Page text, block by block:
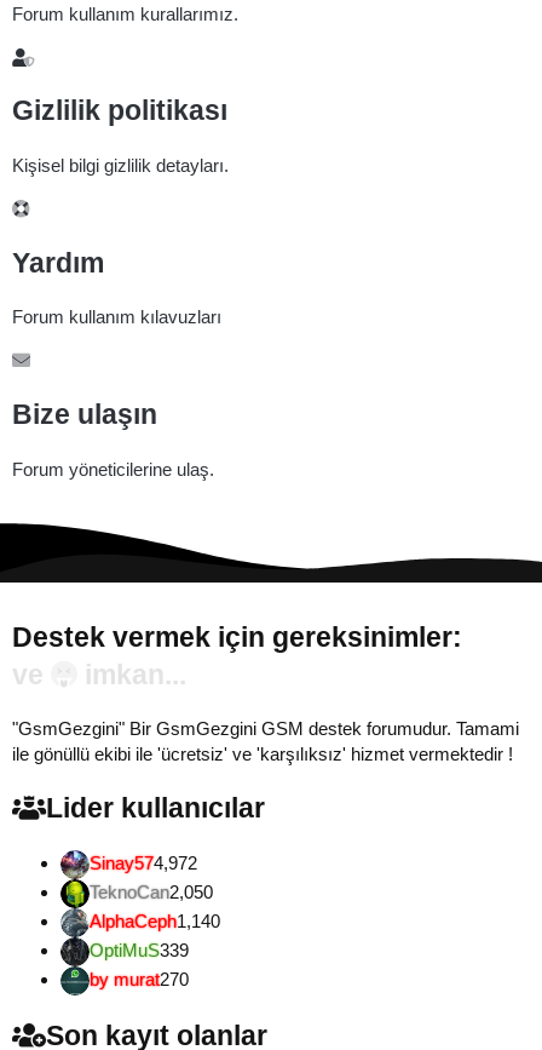
Forum kullanım kurallarımız.
Gizlilik politikası
Kişisel bilgi gizlilik detayları.
Yardım
Forum kullanım kılavuzları
Bize ulaşın
Forum yöneticilerine ulaş.
Destek vermek için gereksinimler:
Gönül...
"GsmGezgini" Bir GsmGezgini GSM destek forumudur. Tamami
ile gönüllü ekibi ile 'ücretsiz' ve 'karşılıksız' hizmet vermektedir !
Lider kullanıcılar
Sinay574,972
TeknoCan2,050
AlphaCeph1,140
OptiMuS339
by murat270
Son kayıt olanlar